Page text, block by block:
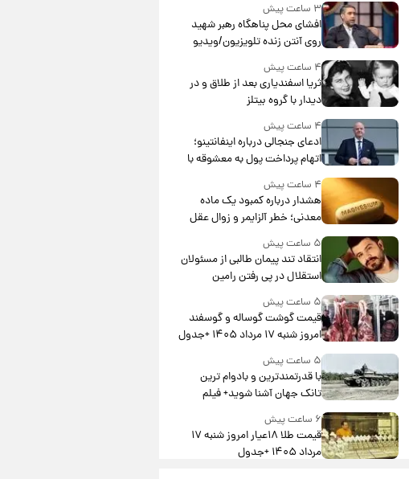
۳ ساعت پیش
افشای محل پناهگاه‌ رهبر شهید
روی آنتن زنده تلویزیون/ویدیو
۴ ساعت پیش
ثریا اسفندیاری بعد از طلاق و در
دیدار با گروه بیتلز
۴ ساعت پیش
ادعای جنجالی درباره اینفانتینو؛
اتهام پرداخت پول به معشوقه با
درآمد یوفا
۴ ساعت پیش
هشدار درباره کمبود یک ماده
معدنی؛ خطر آلزایمر و زوال عقل
افزایش می‌یابد؟
۵ ساعت پیش
انتقاد تند پیمان طالبی از مسئولان
استقلال در پی رفتن رامین
رضاییان+ عکس
۵ ساعت پیش
قیمت گوشت گوساله و گوسفند
امروز شنبه ۱۷ مرداد ۱۴۰۵ +جدول
۵ ساعت پیش
با قدرتمندترین و بادوام ترین
تانک جهان آشنا شوید+ فیلم
۶ ساعت پیش
قیمت طلا ۱۸عیار امروز شنبه ۱۷
مرداد ۱۴۰۵ +جدول